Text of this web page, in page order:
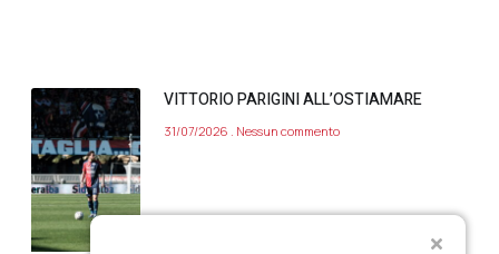
VITTORIO PARIGINI ALL’OSTIAMARE
31/07/2026 Nessun commento